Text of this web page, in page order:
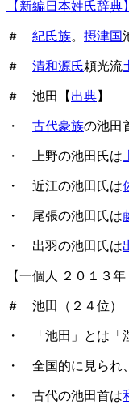
【新編日本姓氏辞
＃ 紀氏族。 摂津国
＃ 清和源氏頼光流
＃ 池田【 出典】
・ 古代豪族の池田
・ 上野の池田氏は
・ 近江の池田氏は
・ 尾張の池田氏は
・ 出羽の池田氏は
【一個人 ２０１３年
＃ 池田（２４位）
・ 「池田」とは「
・ 全国的に見られ
・ 古代の池田首は